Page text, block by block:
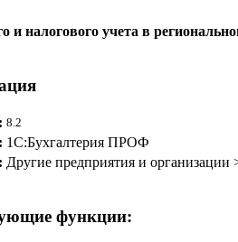
и налогового учета в
8.2
1С:Бухгалтерия ПРОФ
Другие предприятия и
функции: